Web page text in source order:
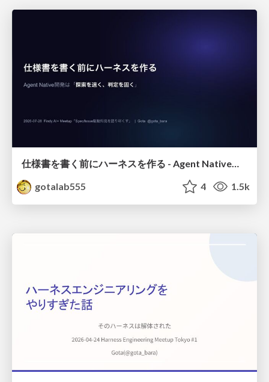
仕様書を書く前にハーネスを作る - Agent Native開発は「探索を速く、判定を固く」
gotalab555
4 1.5k